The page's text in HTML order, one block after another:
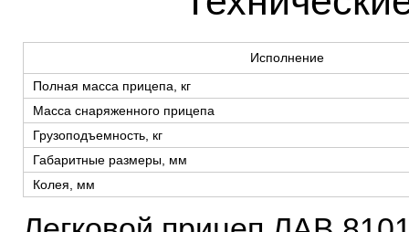
Исполнение
Полная масса прицепа, кг
Масса снаряженного прицепа
Грузоподъемность, кг
Габаритные размеры, мм
Колея, мм